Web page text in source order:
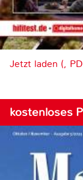
Jetzt laden (,
kostenloses